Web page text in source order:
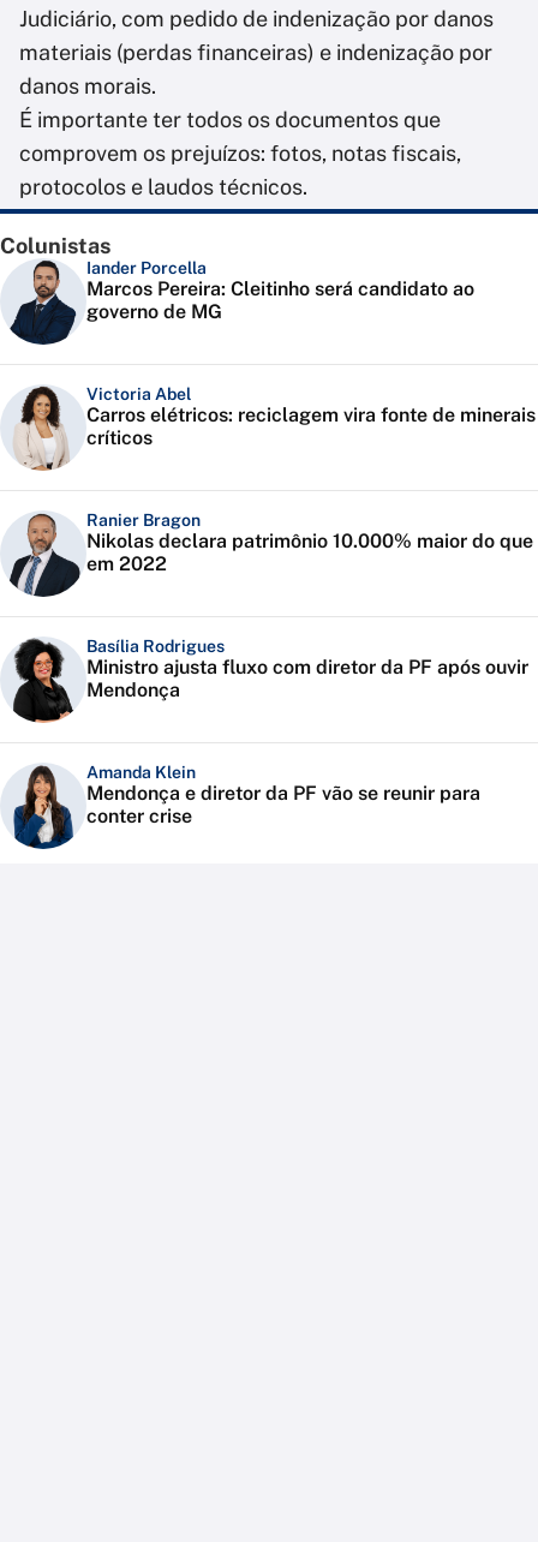
Judiciário, com pedido de indenização por danos
materiais (perdas financeiras) e indenização por
danos morais.
É importante ter todos os documentos que
comprovem os prejuízos: fotos, notas fiscais,
protocolos e laudos técnicos.
Colunistas
Iander Porcella
Marcos Pereira: Cleitinho será candidato ao
governo de MG
Victoria Abel
Carros elétricos: reciclagem vira fonte de minerais
críticos
Ranier Bragon
Nikolas declara patrimônio 10.000% maior do que
em 2022
Basília Rodrigues
Ministro ajusta fluxo com diretor da PF após ouvir
Mendonça
Amanda Klein
Mendonça e diretor da PF vão se reunir para
conter crise